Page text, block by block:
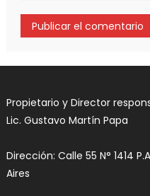
Propietario y Director
Lic. Gustavo Martín Papa
Dirección: Calle 55 N° 1414
Aires